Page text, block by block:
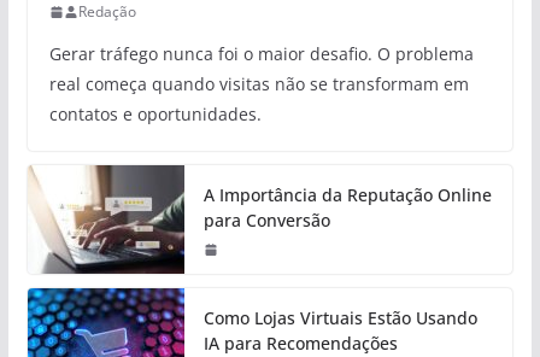
Redação
Gerar tráfego nunca foi o maior desafio. O problema
real começa quando visitas não se transformam em
contatos e oportunidades.
A Importância da Reputação Online
para Conversão
Como Lojas Virtuais Estão Usando
IA para Recomendações